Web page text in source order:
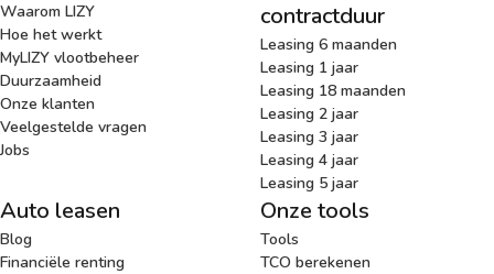
Waarom LIZY
Hoe het werkt
MyLIZY vlootbeheer
Duurzaamheid
Onze klanten
Veelgestelde vragen
Jobs
contractduur
Leasing 6 maanden
Leasing 1 jaar
Leasing 18 maanden
Leasing 2 jaar
Leasing 3 jaar
Leasing 4 jaar
Leasing 5 jaar
Auto leasen
Blog
Financiële renting
Onze tools
Tools
TCO berekenen